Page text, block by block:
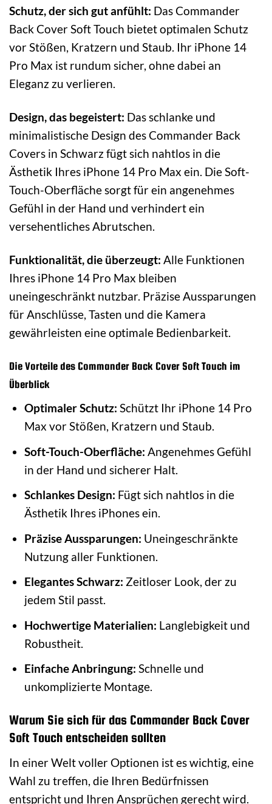
Schutz, der sich gut anfühlt: Das Commander
Back Cover Soft Touch bietet optimalen Schutz
vor Stößen, Kratzern und Staub. Ihr iPhone 14
Pro Max ist rundum sicher, ohne dabei an
Eleganz zu verlieren.
Design, das begeistert: Das schlanke und
minimalistische Design des Commander Back
Covers in Schwarz fügt sich nahtlos in die
Ästhetik Ihres iPhone 14 Pro Max ein. Die Soft-
Touch-Oberfläche sorgt für ein angenehmes
Gefühl in der Hand und verhindert ein
versehentliches Abrutschen.
Funktionalität, die überzeugt: Alle Funktionen
Ihres iPhone 14 Pro Max bleiben
uneingeschränkt nutzbar. Präzise Aussparungen
für Anschlüsse, Tasten und die Kamera
gewährleisten eine optimale Bedienbarkeit.
Die Vorteile des Commander Back Cover Soft Touch im
Überblick
Optimaler Schutz: Schützt Ihr iPhone 14 Pro
Max vor Stößen, Kratzern und Staub.
Soft-Touch-Oberfläche: Angenehmes Gefühl
in der Hand und sicherer Halt.
Schlankes Design: Fügt sich nahtlos in die
Ästhetik Ihres iPhones ein.
Präzise Aussparungen: Uneingeschränkte
Nutzung aller Funktionen.
Elegantes Schwarz: Zeitloser Look, der zu
jedem Stil passt.
Hochwertige Materialien: Langlebigkeit und
Robustheit.
Einfache Anbringung: Schnelle und
unkomplizierte Montage.
Warum Sie sich für das Commander Back Cover
Soft Touch entscheiden sollten
In einer Welt voller Optionen ist es wichtig, eine
Wahl zu treffen, die Ihren Bedürfnissen
entspricht und Ihren Ansprüchen gerecht wird.